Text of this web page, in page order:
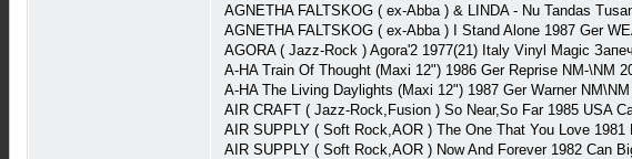
AGNETHA FALTSKOG ( ex-Abba ) & LINDA - Nu Tandas
AGNETHA FALTSKOG ( ex-Abba ) I Stand Alone 1987 Ger
AGORA ( Jazz-Rock ) Agora'2 1977(21) Italy Vinyl Magic
A-HA Train Of Thought (Maxi 12") 1986 Ger Reprise NM-\NM
A-HA The Living Daylights (Maxi 12") 1987 Ger Warner
AIR CRAFT ( Jazz-Rock,Fusion ) So Near,So Far 1985 USA
AIR SUPPLY ( Soft Rock,AOR ) The One That You Love
AIR SUPPLY ( Soft Rock,AOR ) Now And Forever 1982 Can